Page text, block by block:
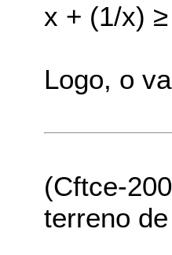
x + (1/x)
Logo, o
(Cftce-
terreno